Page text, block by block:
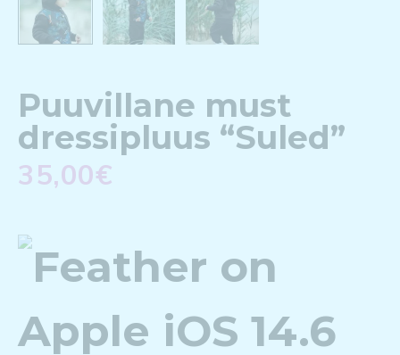
Puuvillane must
dressipluus “Suled”
35,00€